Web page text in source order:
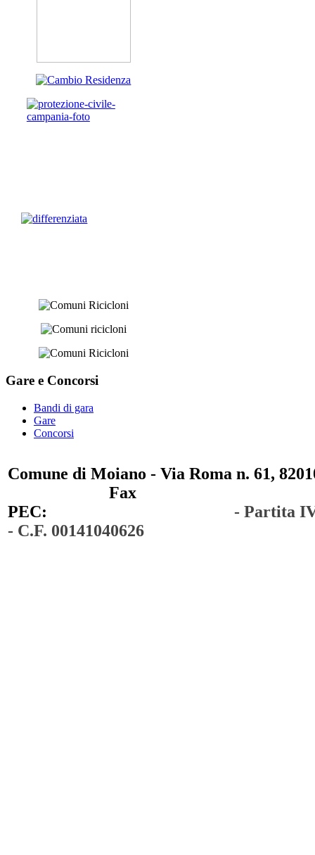
Gare e Concorsi
Bandi di gara
Gare
Concorsi
Comune di Moiano - Via Roma n. 61,
Fax
PEC:
- Partita
- C.F. 00141040626